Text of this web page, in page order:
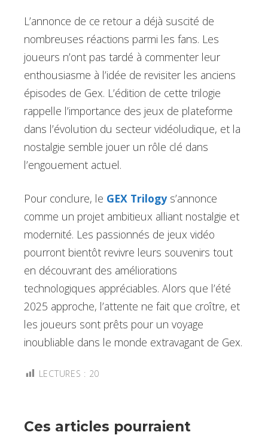
L’annonce de ce retour a déjà suscité de
nombreuses réactions parmi les fans. Les
joueurs n’ont pas tardé à commenter leur
enthousiasme à l’idée de revisiter les anciens
épisodes de Gex. L’édition de cette trilogie
rappelle l’importance des jeux de plateforme
dans l’évolution du secteur vidéoludique, et la
nostalgie semble jouer un rôle clé dans
l’engouement actuel.
Pour conclure, le GEX Trilogys’annonce
comme un projet ambitieux alliant nostalgie et
modernité. Les passionnés de jeux vidéo
pourront bientôt revivre leurs souvenirs tout
en découvrant des améliorations
technologiques appréciables. Alors que l’été
2025 approche, l’attente ne fait que croître, et
les joueurs sont prêts pour un voyage
inoubliable dans le monde extravagant de Gex.
LECTURES : 20
Ces articles pourraient